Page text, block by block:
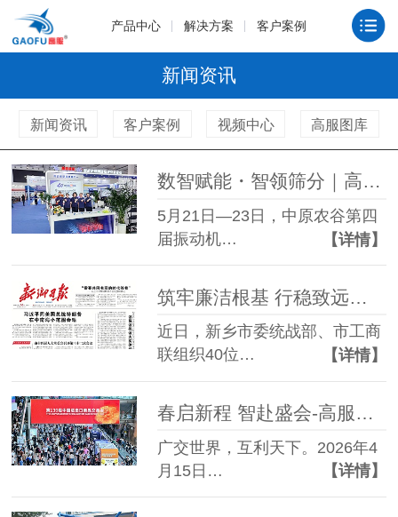
产品中心 解决方案 客户案例
新闻资讯
新闻资讯 客户案例 视频中心 高服图库
数智赋能・智领筛分｜高服机械亮相新乡振动博览会，两大智能新品闪耀全场
5月21日—23日，中原农谷第四
届振动机…
【详情】
近日，新乡市委统战部、市工商
联组织40位…
【详情】
春启新程 智赴盛会-高服机械盛装亮相第139届广交会
广交世界，互利天下。2026年4
月15日…
【详情】